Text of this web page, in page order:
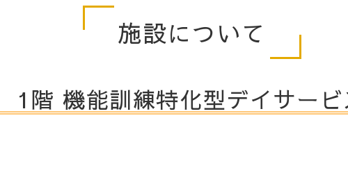
施設について
1階 機能訓練特化型デイサービ